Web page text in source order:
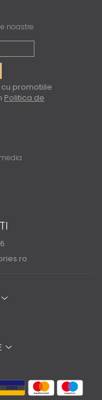
noastre
promotiile
Politica de